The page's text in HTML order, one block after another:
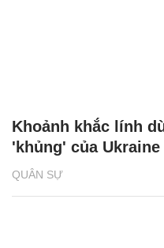
QUÂN SỰ
Khoảnh khắc lính
'khủng' của Ukraine